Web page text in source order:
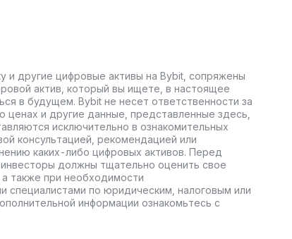
и другие цифровые активы на Bybit, сопряжены
актив, который вы ищете, в настоящее
в будущем. Bybit не несет ответственности за
и другие данные, представленные здесь,
исключительно в ознакомительных
консультацией, рекомендацией или
каких-либо цифровых активов. Перед
должны тщательно оценить свое
также при необходимости
специалистами по юридическим, налоговым или
информации ознакомьтесь с